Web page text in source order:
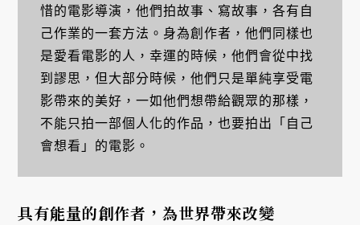
惜的電影導演，他們拍故事、寫故事，各有自
己作業的一套方法。身為創作者，他們同樣也
是愛看電影的人，幸運的時候，他們會從中找
到謬思，但大部分時候，他們只是單純享受電
影帶來的美好，一如他們想帶給觀眾的那樣，
不能只拍一部個人化的作品，也要拍出「自己
會想看」的電影。
具有能量的創作者，為世界帶來改變